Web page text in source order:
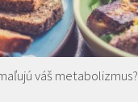
váš metabolizmus?